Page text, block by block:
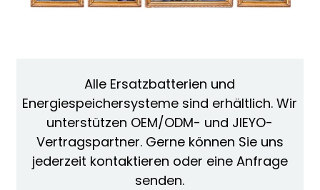
Alle Ersatzbatterien und
Energiespeichersysteme sind erhältlich. Wir
unterstützen OEM/ODM- und JIEYO-
Vertragspartner. Gerne können Sie uns
jederzeit kontaktieren oder eine Anfrage
senden.